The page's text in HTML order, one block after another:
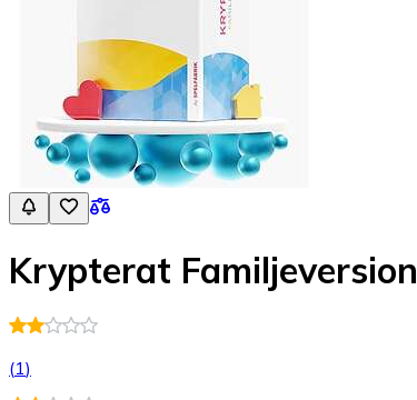
Krypterat Familjeversion
(1)